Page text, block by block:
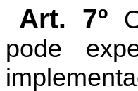
Art. 7º
pode